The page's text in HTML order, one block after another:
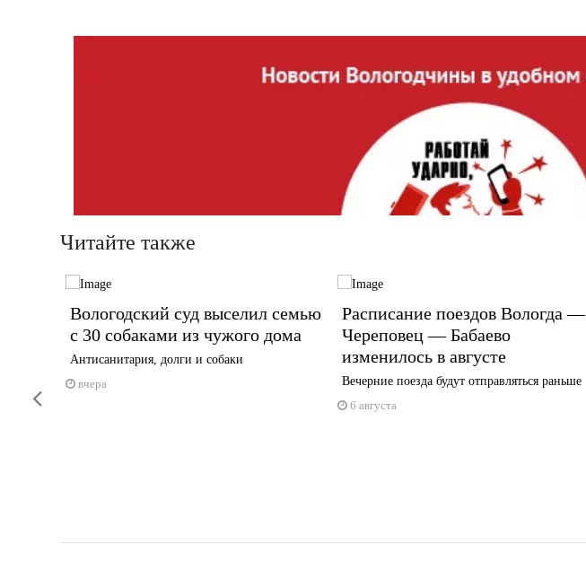
Читайте также
Вологодский суд выселил семью
с 30 собаками из чужого дома
Антисанитария, долги и собаки
вчера
Расписание поездов Вологда —
Череповец — Бабаево
изменилось в августе
Вечерние поезда будут отправляться раньше
6 августа